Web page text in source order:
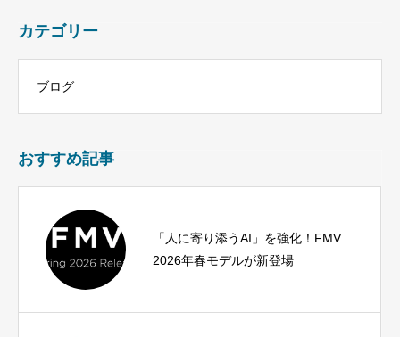
カテゴリー
ブログ
おすすめ記事
「人に寄り添うAI」を強化！FMV
2026年春モデルが新登場